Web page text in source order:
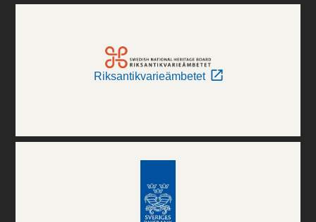
Riksantikvarieämbetet